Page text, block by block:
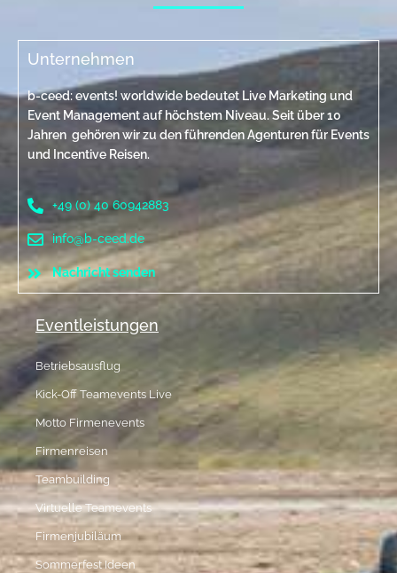
Unternehmen
b-ceed: events! worldwide bedeutet Live Marketing und
Event Management auf höchstem Niveau. Seit über 10
Jahren gehören wir zu den führenden Agenturen für Events
und Incentive Reisen.
+49 (0) 40 60942883
info@b-ceed.de
Nachricht senden
Eventleistungen
Betriebsausflug
Kick-Off Teamevents Live
Motto Firmenevents
Firmenreisen
Teambuilding
Virtuelle Teamevents
Firmenjubiläum
Sommerfest Ideen